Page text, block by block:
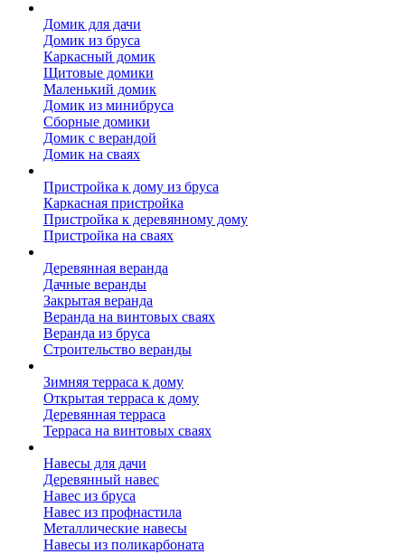
Домик для дачи
Домик из бруса
Каркасный домик
Щитовые домики
Маленький домик
Домик из минибруса
Сборные домики
Домик с верандой
Домик на сваях
Пристройка к дому из бруса
Каркасная пристройка
Пристройка к деревянному дому
Пристройка на сваях
Деревянная веранда
Дачные веранды
Закрытая веранда
Веранда на винтовых сваях
Веранда из бруса
Строительство веранды
Зимняя терраса к дому
Открытая терраса к дому
Деревянная терраса
Терраса на винтовых сваях
Навесы для дачи
Деревянный навес
Навес из бруса
Навес из профнастила
Металлические навесы
Навесы из поликарбоната